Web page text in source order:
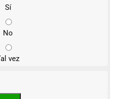
Sí
No
vez